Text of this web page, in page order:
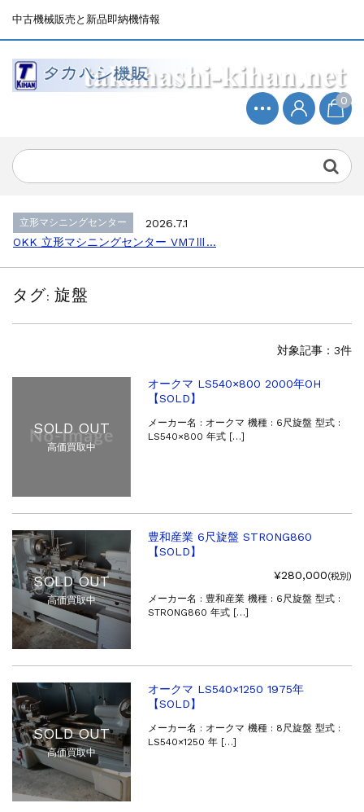
中古機械販売と新品即納機情報
0
森精機 立形マシニングセンター NV50...
立形マシニングセンター
2026.7.1
立形マシニングセンター
2026.7.1
OKK 立形マシニングセンター VM7Ⅲ...
ドラム形NC旋盤
高松機械 NC旋盤 XL-100...
販売 買取
2026.5.16
ダイヘン 交直両用TIG溶接機 AVP-...
ダイヘン デジタルパルスMAG/MIG溶...
立形マシニングセンター
森精機 立形マシニングセンター NV50...
立形マシニングセンター
2026.4.19
森精機 立形マシニングセンター NV50...
立形マシニングセンター
OKK 立形マシニングセンター VM7Ⅲ...
立形マシニングセンター
2026.7.1
OKK 立形マシニングセンター VM7Ⅲ...
販売 買取
2026.6.29
ドラム形NC旋盤
2026.5.22
高松機械 NC旋盤 XL-100...
その他の工作機械
2026.5.19
ミマキエンジニアリング NC彫刻機 ME...
販売 買取
2026.5.16
ダイヘン 交直両用TIG溶接機 AVP-...
タグ:旋盤
対象記事：3件
SOLD OUT
高価買取中
オークマ LS540×800 2000年OH
【SOLD】
メーカー名 : オークマ 機種 : 6尺旋盤 型式 :
LS540×800 年式 […]
SOLD OUT
高価買取中
豊和産業 6尺旋盤 STRONG860
【SOLD】
¥280,000(税別)
メーカー名 : 豊和産業 機種 : 6尺旋盤 型式 :
STRONG860 年式 […]
SOLD OUT
高価買取中
オークマ LS540×1250 1975年
【SOLD】
メーカー名 : オークマ 機種 : 8尺旋盤 型式 :
LS540×1250 年 […]